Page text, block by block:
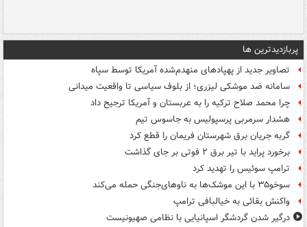
پربازدیدترین ها
تصاویر جدید از پهپادهای منهدم‌شده آمریکا توسط سپاه
سامانه ضد موشکی لیزری؛ از بلوف سیاسی تا واقعیت میدانی
چرا محمد صلاح ترکیه را به عربستان و آمریکا ترجیح داد
هشدار سرمربی پرسپولیس به جاسوس تیم
گربه جریان برق شهرستان فریمان را قطع کرد
برخورد پراید با تیر برق ۲ فوتی بر جای گذاشت
ترامپ سوئیس را تهدید کرد
سوخو۳۵ با این موشک‌ها به ناوهای‌جنگی حمله می‌کند
واکنش بقائی به خیالبافی ترامپ
درگیر شدن گردشگر اسپانیایی با نظامی صهیونیست